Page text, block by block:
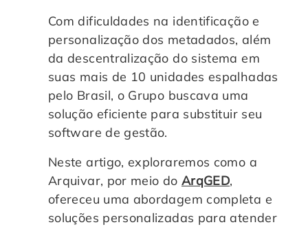
Transformação Digital
Gestão do Departamento Pessoal
Controle e Organização de Documentos Físicos
Guarda de Documentos
Consultoria Documental
Com dificuldades na identificação e
personalização dos metadados, além
da descentralização do sistema em
suas mais de 10 unidades espalhadas
pelo Brasil, o Grupo buscava uma
solução eficiente para substituir seu
software de gestão.
Neste artigo, exploraremos como a
Arquivar, por meio do ArqGED,
ofereceu uma abordagem completa e
soluções personalizadas para atender